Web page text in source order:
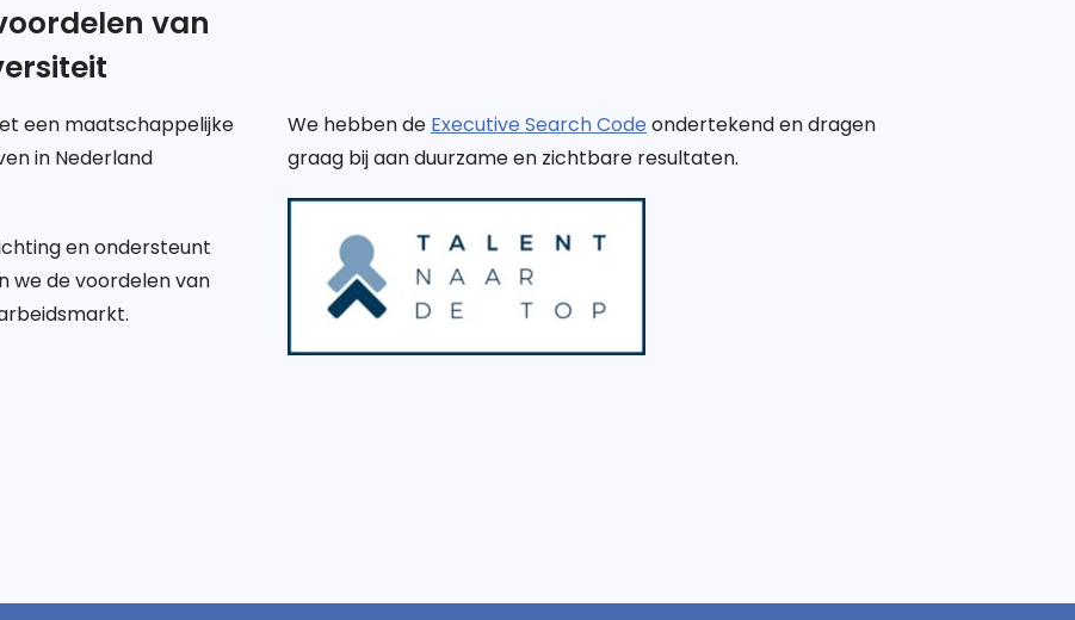
van
een maatschappelijke
in Nederland
en ondersteunt
we de voordelen van
We hebben de Executive Search Code ondertekend en dragen
graag bij aan duurzame en zichtbare resultaten.